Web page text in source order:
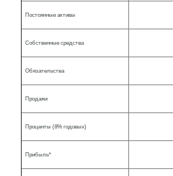
Постоянные активы
Собственные средства
Обязательства
Продажи
Проценты (8% годовых)
Прибыль*